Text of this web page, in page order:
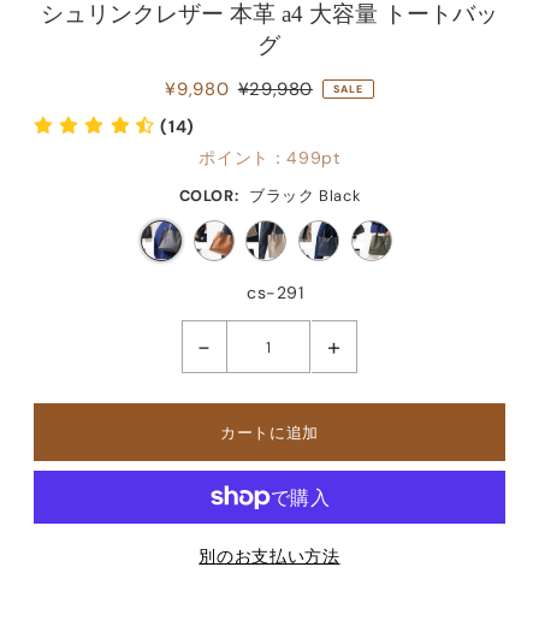
シュリンクレザー 本革 a4 大容量 トートバッ
グ
¥9,980 ¥29,980 SALE
(14)
ポイント：499pt
COLOR: ブラック Black
cs-291
- +
別のお支払い方法